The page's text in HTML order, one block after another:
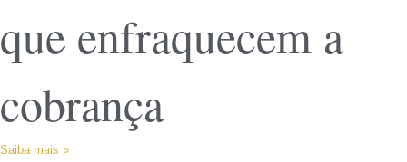
que enfraquecem a
cobrança
Saiba mais »